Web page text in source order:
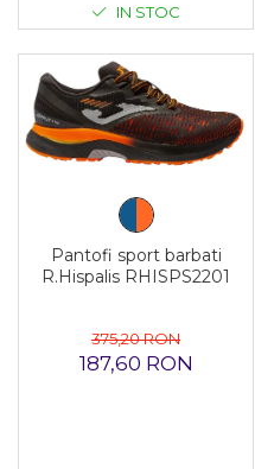
IN STOC
Pantofi sport barbati
R.Hispalis RHISPS2201
375,20 RON
187,60 RON